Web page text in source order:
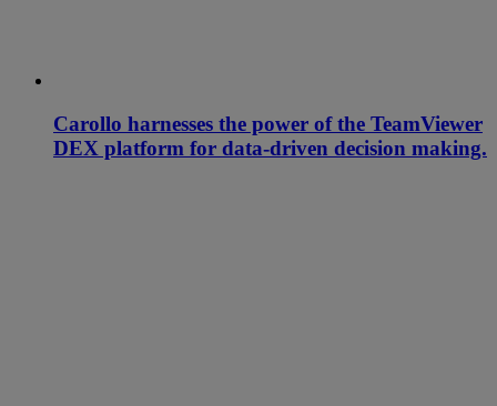
Carollo harnesses the power of the TeamViewer
DEX platform for data-driven decision making.